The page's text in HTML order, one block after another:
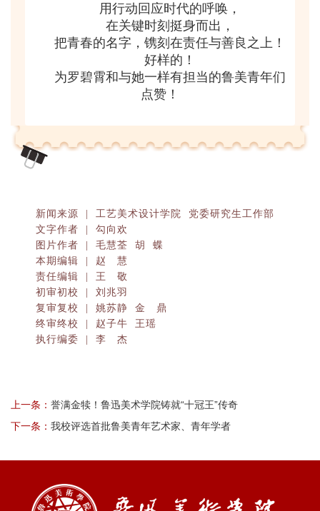
用行动回应时代的呼唤，
在关键时刻挺身而出，
把青春的名字，镌刻在责任与善良之上！
好样的！
为罗碧霄和与她一样有担当的鲁美青年们
点赞！
新闻来源 | 工艺美术设计学院 党委研究生工作部
文字作者 | 勾向欢
图片作者 | 毛慧荃 胡 蝶
本期编辑 | 赵 慧
责任编辑 | 王 敬
初审初校 | 刘兆羽
复审复校 | 姚苏静 金 鼎
终审终校 | 赵子牛 王瑶
执行编委 | 李 杰
上一条： 誉满金犊！鲁迅美术学院铸就“十冠王”传奇
下一条： 我校评选首批鲁美青年艺术家、青年学者